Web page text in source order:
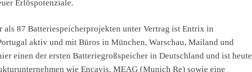
Erlöspotenziale.
als 87 Batteriespeicherprojekten unter Vertrag ist Entrix in
aktiv und mit Büros in München, Warschau, Mailand und
einen der ersten Batteriegroßspeicher in Deutschland und ist heute
wie Encavis, MEAG (Munich Re) sowie eine